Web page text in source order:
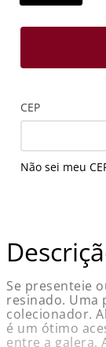
CEP
Não sei meu
Se presenteie
resinado. Uma
colecionador.
é um ótimo
entre a galera.